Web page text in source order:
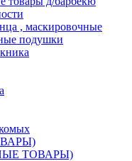
, маскировочные
подушки
ТОВАРЫ)